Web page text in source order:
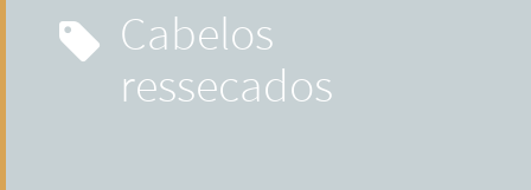
Cabelos
ressecados